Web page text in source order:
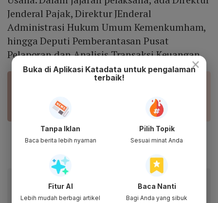
Jenderal Pajak, Direktur JEnderal
Administrasi Hukum Umum Kemenkumham,
hingga Deputi Pemberantasan Pusat
Pelaporan dan Analisis Transaksi Keuangan.
Sjamsul Nursalim
Dapatkan pengalaman membaca lebih nyaman dan nikmati
×
Buka di Aplikasi Katadata untuk pengalaman
terbaik!
Tanpa Iklan
Baca berita lebih nyaman
Pilih Topik
Sesuai minat Anda
Fitur AI
Lebih mudah berbagi artikel
Baca Nanti
Bagi Anda yang sibuk